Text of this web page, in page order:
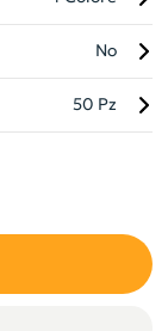
No
50 Pz